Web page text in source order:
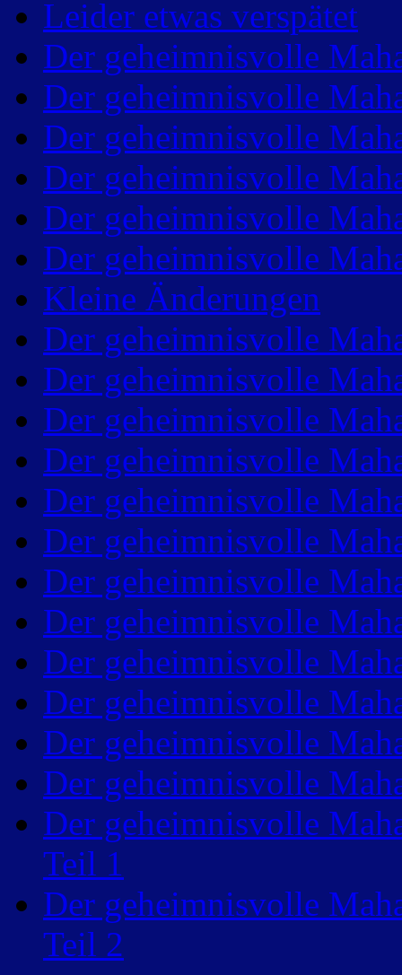
Leider etwas verspätet
Der geheimnisvolle
Der geheimnisvolle
Der geheimnisvolle
Der geheimnisvolle
Der geheimnisvolle
Der geheimnisvolle
Kleine Änderungen
Der geheimnisvolle
Der geheimnisvolle
Der geheimnisvolle
Der geheimnisvolle
Der geheimnisvolle
Der geheimnisvolle
Der geheimnisvolle
Der geheimnisvolle
Der geheimnisvolle
Der geheimnisvolle
Der geheimnisvolle
Der geheimnisvolle
Der geheimnisvolle
Teil 1
Der geheimnisvolle
Teil 2